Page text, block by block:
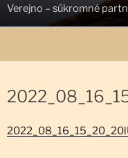
Verejno – súkromné